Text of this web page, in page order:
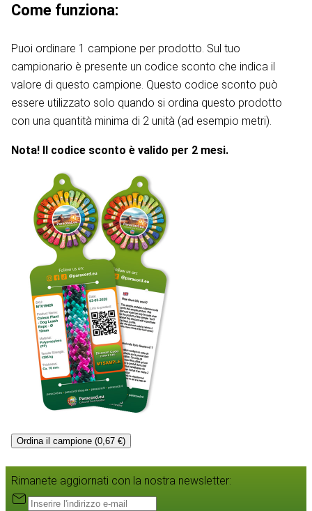
Come funziona:
Puoi ordinare 1 campione per prodotto. Sul tuo
campionario è presente un codice sconto che indica il
valore di questo campione. Questo codice sconto può
essere utilizzato solo quando si ordina questo prodotto
con una quantità minima di 2 unità (ad esempio metri).
Nota! Il codice sconto è valido per 2 mesi.
Ordina il campione (0,67 €)
Rimanete aggiornati con la nostra newsletter: